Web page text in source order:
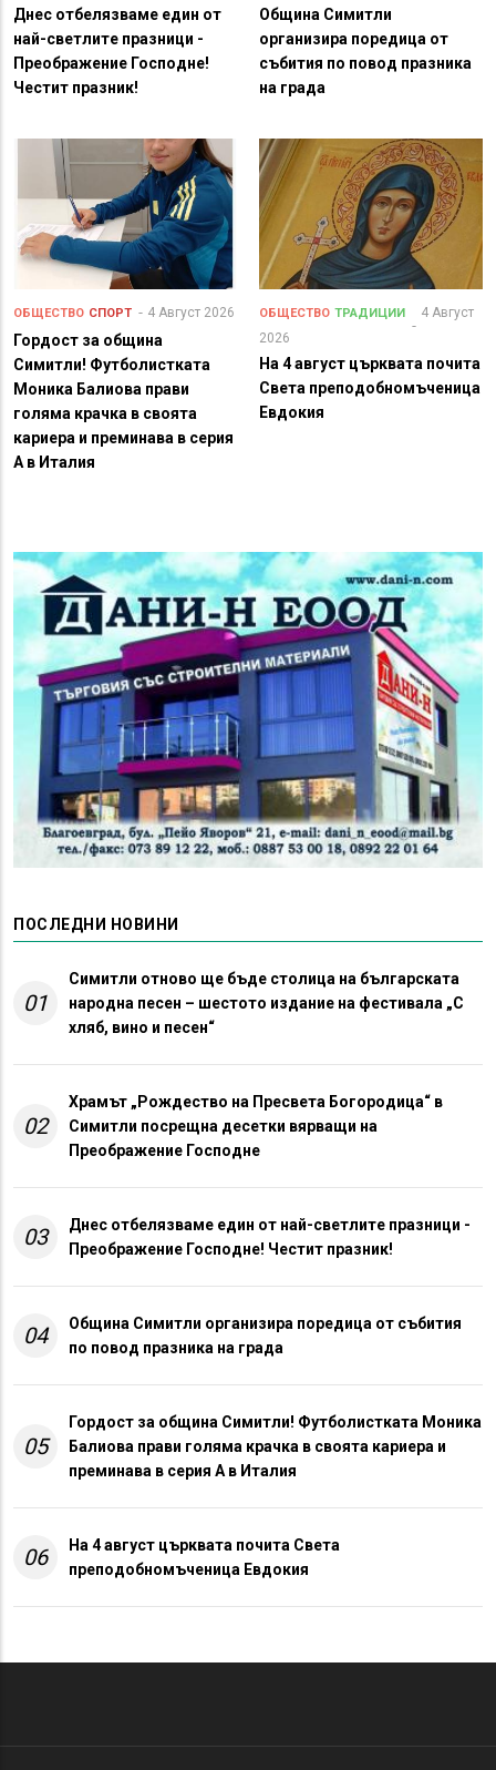
Днес отбелязваме един от
най-светлите празници -
Преображение Господне!
Честит празник!
Община Симитли
организира поредица от
събития по повод празника
на града
ОБЩЕСТВО СПОРТ 4 Август 2026
Гордост за община
Симитли! Футболистката
Моника Балиова прави
голяма крачка в своята
кариера и преминава в серия
А в Италия
ОБЩЕСТВО ТРАДИЦИИ
4 Август
2026
На 4 август църквата почита
Света преподобномъченица
Евдокия
ПОСЛЕДНИ НОВИНИ
01
Симитли отново ще бъде столица на българската
народна песен – шестото издание на фестивала „С
хляб, вино и песен“
02
Храмът „Рождество на Пресвета Богородица“ в
Симитли посрещна десетки вярващи на
Преображение Господне
03
Днес отбелязваме един от най-светлите празници -
Преображение Господне! Честит празник!
04
Община Симитли организира поредица от събития
по повод празника на града
05
Гордост за община Симитли! Футболистката Моника
Балиова прави голяма крачка в своята кариера и
преминава в серия А в Италия
06
На 4 август църквата почита Света
преподобномъченица Евдокия